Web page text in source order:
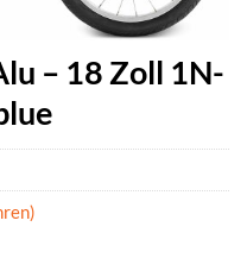
– 18 Zoll 1N-